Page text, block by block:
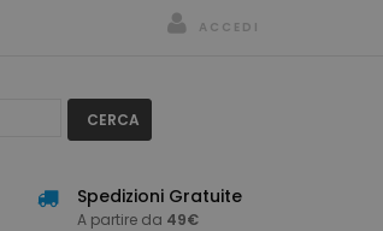
ACCEDI
CERCA
Spedizioni Gratuite
A partire da 49€